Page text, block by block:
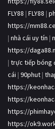
FLY88 | FLY88 |
https://
| nhà cái uy tín |
https://
| trực tiếp bóng
cái | 90phut |
https://
https://
https://
https://